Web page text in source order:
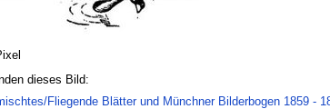
dieses Bild:
Fliegende Blätter und Münchner Bilderbogen 1859 -